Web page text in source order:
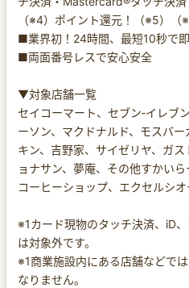
（※4）ポイント還元！（※5）（
■業界初！24時間、最短10秒で
■両面番号レスで安心安全
▼対象店舗一覧
セイコーマート、セブン‐イレブ
ーソン、マクドナルド、モスバ
キン、吉野家、サイゼリヤ、ガ
ョナサン、夢庵、その他すかい
コーヒーショップ、エクセルシ
※1カード現物のタッチ決済、iD
は対象外です。
※1商業施設内にある店舗などで
なりません。